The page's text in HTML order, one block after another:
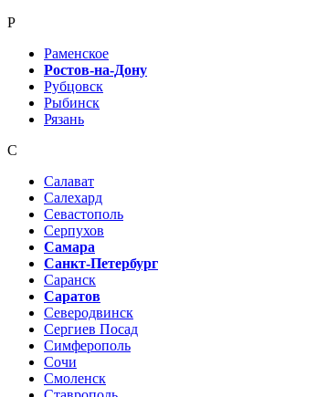
Р
Раменское
Ростов-на-Дону
Рубцовск
Рыбинск
Рязань
С
Салават
Салехард
Севастополь
Серпухов
Самара
Санкт-Петербург
Саранск
Саратов
Северодвинск
Сергиев Посад
Симферополь
Сочи
Смоленск